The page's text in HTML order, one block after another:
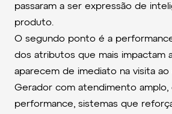
passaram a ser expressão de
produto.
O segundo ponto é a
dos atributos que mais impactam
aparecem de imediato na visita
Gerador com atendimento amplo,
performance, sistemas que